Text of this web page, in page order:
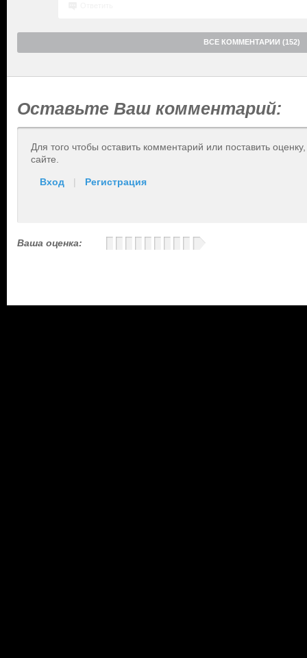
ВСЕ КОММЕНТАРИИ (152)
Оставьте Ваш комментарий:
Для того чтобы оставить комментарий или поставить
сайте.
Вход | Регистрация
Ваша оценка: